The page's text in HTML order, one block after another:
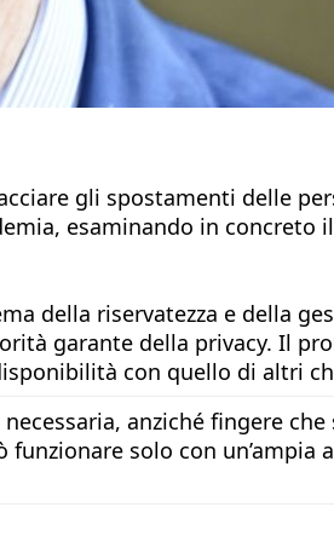
gli spostamenti delle
esaminando in concreto
della riservatezza e della
garante della privacy. Il
con quello di altri
anziché fingere
solo con un’ampia